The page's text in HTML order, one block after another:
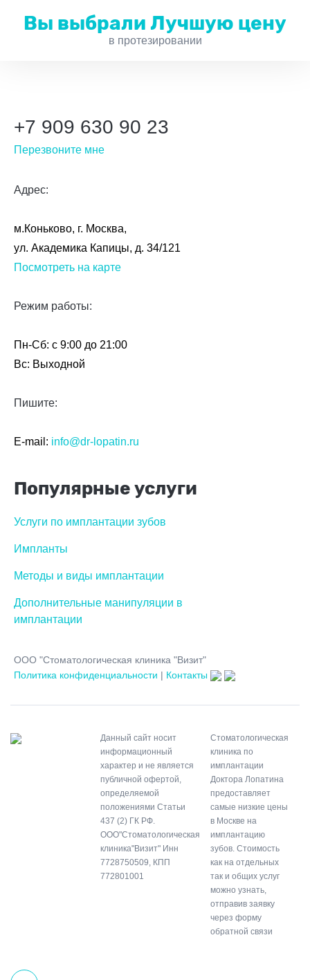
Вы выбрали Лучшую цену
в протезировании
+7 909 630 90 23
Перезвоните мне
Адрес:
м.Коньково, г. Москва,
ул. Академика Капицы, д. 34/121
Посмотреть на карте
Режим работы:
Пн-Сб: с 9:00 до 21:00
Вс: Выходной
Пишите:
E-mail: info@dr-lopatin.ru
Популярные услуги
Услуги по имплантации зубов
Импланты
Методы и виды имплантации
Дополнительные манипуляции в
имплантации
ООО "Стоматологическая клиника "Визит"
Политика конфиденциальности | Контакты
Данный сайт носит
информационный
характер и не является
публичной офертой,
определяемой
положениями Статьи
437 (2) ГК РФ.
ООО"Стоматологическая
клиника"Визит" Инн
7728750509, КПП
772801001
Стоматологическая
клиника по
имплантации
Доктора Лопатина
предоставляет
самые низкие цены
в Москве на
имплантацию
зубов. Стоимость
как на отдельных
так и общих услуг
можно узнать,
отправив заявку
через форму
обратной связи